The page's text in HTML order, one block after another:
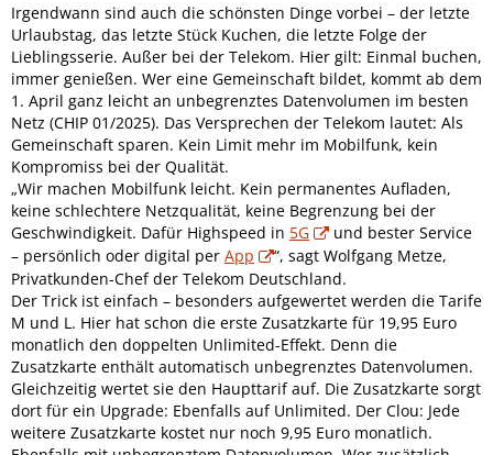
Irgendwann sind auch die schönsten Dinge vorbei – der letzte
Urlaubstag, das letzte Stück Kuchen, die letzte Folge der
Lieblingsserie. Außer bei der Telekom. Hier gilt: Einmal buchen,
immer genießen. Wer eine Gemeinschaft bildet, kommt ab dem
1. April ganz leicht an unbegrenztes Datenvolumen im besten
Netz (CHIP 01/2025). Das Versprechen der Telekom lautet: Als
Gemeinschaft sparen. Kein Limit mehr im Mobilfunk, kein
Kompromiss bei der Qualität.
„Wir machen Mobilfunk leicht. Kein permanentes Aufladen,
keine schlechtere Netzqualität, keine Begrenzung bei der
Geschwindigkeit. Dafür Highspeed in 5G
und bester Service
– persönlich oder digital per App
“, sagt Wolfgang Metze,
Privatkunden-Chef der Telekom Deutschland.
Der Trick ist einfach – besonders aufgewertet werden die Tarife
M und L. Hier hat schon die erste Zusatzkarte für 19,95 Euro
monatlich den doppelten Unlimited-Effekt. Denn die
Zusatzkarte enthält automatisch unbegrenztes Datenvolumen.
Gleichzeitig wertet sie den Haupttarif auf. Die Zusatzkarte sorgt
dort für ein Upgrade: Ebenfalls auf Unlimited. Der Clou: Jede
weitere Zusatzkarte kostet nur noch 9,95 Euro monatlich.